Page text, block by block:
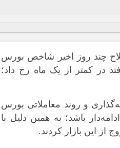
تبلیغات
چند روز اخیر شاخص بورس
در کمتر از یک ماه رخ داد؛
و روند معاملاتی بورس
باشد؛ به همین دلیل با
از این بازار کردند.